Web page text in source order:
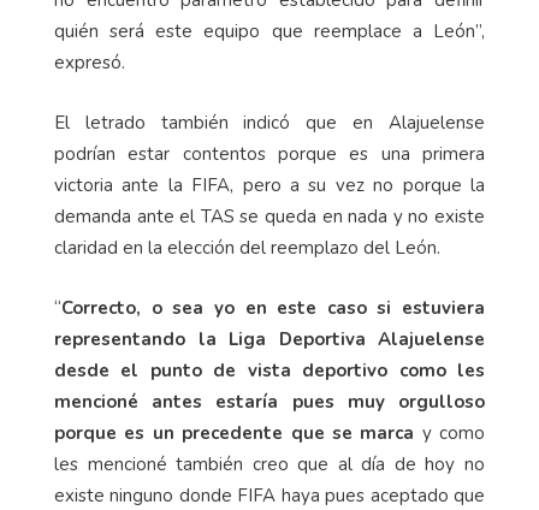
quién será este equipo que reemplace a León”,
expresó.
El letrado también indicó que en Alajuelense
podrían estar contentos porque es una primera
victoria ante la FIFA, pero a su vez no porque la
demanda ante el TAS se queda en nada y no existe
claridad en la elección del reemplazo del León.
“Correcto, o sea yo en este caso si estuviera
representando la Liga Deportiva Alajuelense
desde el punto de vista deportivo como les
mencioné antes estaría pues muy orgulloso
porque es un precedente que se marca y como
les mencioné también creo que al día de hoy no
existe ninguno donde FIFA haya pues aceptado que